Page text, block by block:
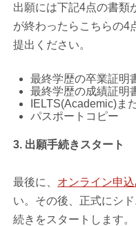
出願には下記4点の書類
が終わったらこちらの4
提出ください。
最終学歴の卒業証明
最終学歴の成績証明
IELTS(Academic)ま
パスポートコピー
3. 出願手続きスタート
最後に、 オンライン申
い。その後、正式にシ
続きをスタートします。